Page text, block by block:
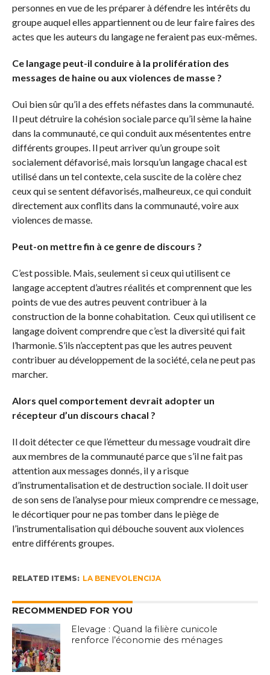
personnes en vue de les préparer à défendre les intérêts du
groupe auquel elles appartiennent ou de leur faire faires des
actes que les auteurs du langage ne feraient pas eux-mêmes.
Ce langage peut-il conduire à la prolifération des
messages de haine ou aux violences de masse ?
Oui bien sûr qu’il a des effets néfastes dans la communauté.
Il peut détruire la cohésion sociale parce qu’il sème la haine
dans la communauté, ce qui conduit aux mésententes entre
différents groupes. Il peut arriver qu’un groupe soit
socialement défavorisé, mais lorsqu’un langage chacal est
utilisé dans un tel contexte, cela suscite de la colère chez
ceux qui se sentent défavorisés, malheureux, ce qui conduit
directement aux conflits dans la communauté, voire aux
violences de masse.
Peut-on mettre fin à ce genre de discours ?
C’est possible. Mais, seulement si ceux qui utilisent ce
langage acceptent d’autres réalités et comprennent que les
points de vue des autres peuvent contribuer à la
construction de la bonne cohabitation. Ceux qui utilisent ce
langage doivent comprendre que c’est la diversité qui fait
l’harmonie. S’ils n’acceptent pas que les autres peuvent
contribuer au développement de la société, cela ne peut pas
marcher.
Alors quel comportement devrait adopter un
récepteur d’un discours chacal ?
Il doit détecter ce que l’émetteur du message voudrait dire
aux membres de la communauté parce que s’il ne fait pas
attention aux messages donnés, il y a risque
d’instrumentalisation et de destruction sociale. Il doit user
de son sens de l’analyse pour mieux comprendre ce message,
le décortiquer pour ne pas tomber dans le piège de
l’instrumentalisation qui débouche souvent aux violences
entre différents groupes.
RELATED ITEMS: LA BENEVOLENCIJA
RECOMMENDED FOR YOU
Elevage : Quand la filière cunicole
renforce l’économie des ménages